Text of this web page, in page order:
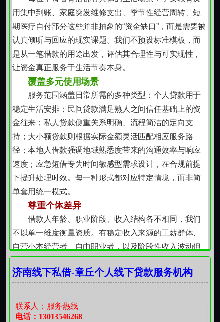
无“只接小单”的局限，只看是否真正必要、是否具备合理
偿还路径。
章丘方言里的实在话
很多客户说，来一趟就聊清楚了；有人讲，比跑几
趟银行还省心。这不是因为我们快，而是因为听得懂话
外音一句“孩子开学要交费”，背后是家长的急切；一
句“厂里结款晚了几天”，藏着小微经营者的不易。章丘人
务实，我们亦然，不做虚功，不画大饼，每一分钱的去
向与归期，都经得起推敲。
借得明白，还得安心
还款安排充分协商，支持分次偿还、弹性调整，不
强求统一节奏。过程中若有变动，及时沟通即可。我们
相信，良好的借贷关系，不在起始时的承诺有多响亮，
而在履约过程中的彼此体谅与守约如初。一笔借款结
束，关系未必终止，而是可能成为下一次坦诚相待的起
章丘不是贷款洼地，而是生活扎根之地。在这里，
钱是工具，不是目的；周转是手段，不是常态。我们愿
以本地人的身份、本地人的节奏、本地人的分寸感，为
需要的人搭一座平稳过渡的小桥不高，不炫，但足够承
重，也足够可靠。
用集中到账、家庭突发维修支出、季节性经营周转、短
期医疗自付部分这些并非抽象的“资金缺口”，而是需要被
认真倾听与回应的现实课题。我们不预设标准模板，而
是从一笔借款的用途出发，评估其合理性与可实现性，
让资金真正服务于生活节奏本身。
覆盖多元使用场景
服务范围涵盖日常所需的多种类型：个人贷款用于
稳定生活安排；民间贷款满足熟人之间信任基础上的资
金往来；私人贷款侧重关系明确、流程简洁的定向支
持；大小额贷款则根据实际金额灵活匹配相应服务路
径；本地人借款强调地域熟悉度带来的沟通效率与响应
速度；应急短借专为时间敏感型需求设计，在合规前提
下提升处理时效。每一种形式都对应特定情境，而非简
单套用统一模式。
尊重个体差异
借款人年龄、职业阶段、收入结构各不相同，我们
不以单一维度衡量资质。有稳定收入来源的工薪群体、
自营小本经营者、自由职业者，以及阶段性收入波动但
在于还款意愿是否持续、资金用途是否合理、收支是否
化判断。
流程注重透明与可控
济南线下私借-章丘个人线下贷款服务机构
联系人：服务热线
电话：13013546268